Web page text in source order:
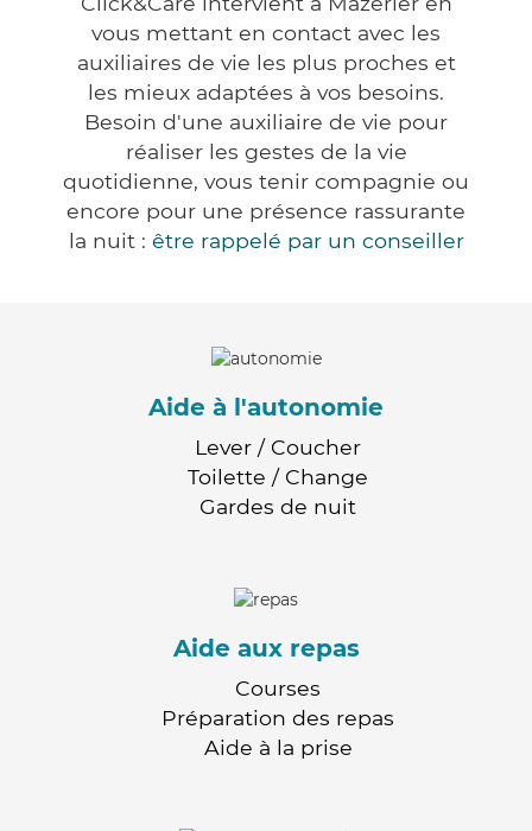
vous mettant en contact avec les
auxiliaires de vie les plus proches et
les mieux adaptées à vos besoins.
Besoin d'une auxiliaire de vie pour
réaliser les gestes de la vie
quotidienne, vous tenir compagnie ou
encore pour une présence rassurante
la nuit : être rappelé par un conseiller
Aide à l'autonomie
Lever / Coucher
Toilette / Change
Gardes de nuit
Aide aux repas
Courses
Préparation des repas
Aide à la prise